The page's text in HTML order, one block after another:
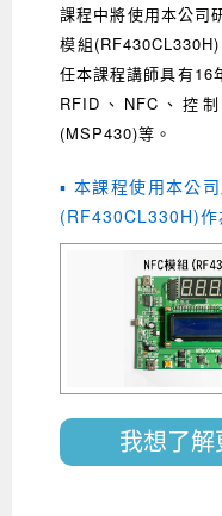
物聯網平台開發人
物聯網平台開發人才
課程中將使用本公司
模組
任本課程講師具有16
RFID、NFC、控
(MSP430)等。
▪ 本課程使用本公
(RF430CL330H)作
我想了解